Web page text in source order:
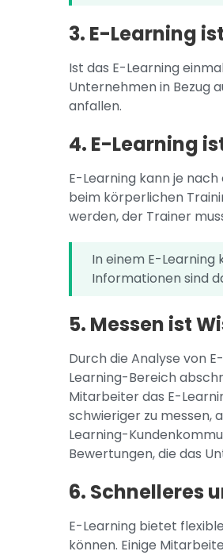
3. E-Learning
Ist das E-Learning
Unternehmen in Bezug
anfallen.
4. E-Learning
E-Learning kann je
beim körperlichen
werden, der Trainer
In einem E-
Informationen sind
5. Messen ist
Durch die Analyse von
Learning-Bereich
Mitarbeiter das E-
schwieriger zu messen,
Learning-
Bewertungen, die das
6. Schnelleres
E-Learning bietet
können. Einige